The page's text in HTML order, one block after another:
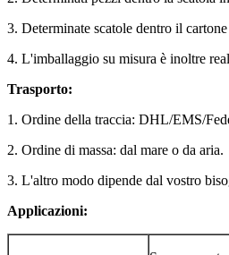
3. Determinate scatole dentro il
4. L'imballaggio su misura è inoltre
Trasporto:
1. Ordine della traccia: DHL/EMS/
2. Ordine di massa: dal mare o da aria.
3. L'altro modo dipende dal vostro
Applicazioni: